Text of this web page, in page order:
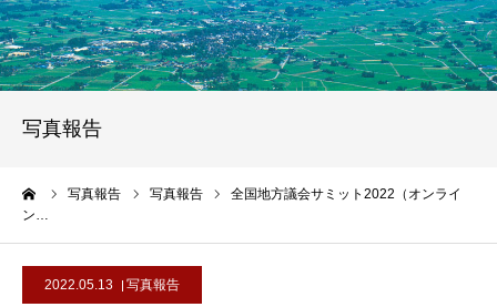
写真報告
写真報告 写真報告
全国地方議会サミット2022（オンライ
ン…
2022.05.13 写真報告
活動報告